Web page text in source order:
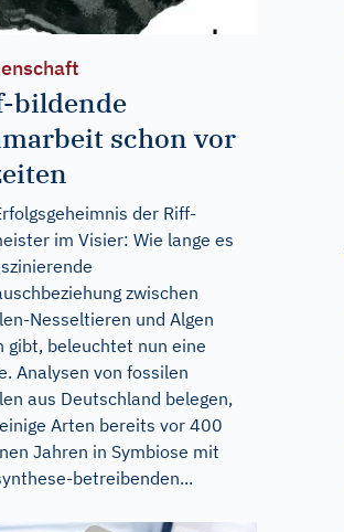
bildende
schon vor
der Riff-
im Visier: Wie lange es
zwischen
Nesseltieren und Algen
gibt, beleuchtet nun eine
Analysen von fossilen
aus Deutschland belegen,
Arten bereits vor 400
Jahren in Symbiose mit
betreibenden...